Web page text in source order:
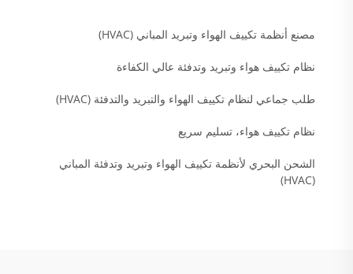
مصنع أنظمة تكييف الهواء وتبريد المباني (HVAC)
نظام تكييف هواء وتبريد وتدفئة عالي الكفاءة
طلب جماعي لنظام تكييف الهواء والتبريد والتدفئة (HVAC)
نظام تكييف هواء، تسليم سريع
الشحن البحري لأنظمة تكييف الهواء وتبريد وتدفئة المباني
(HVAC)